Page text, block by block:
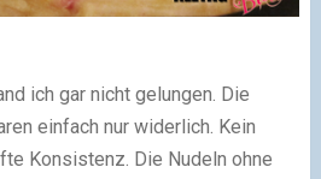
ich gar nicht gelungen. Die
einfach nur widerlich. Kein
Konsistenz. Die Nudeln ohne